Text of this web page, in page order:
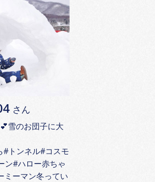
さん
雪のお団子に大
トンネル#コスモ
ン#ハロー赤ちゃ
ミーマン冬ってい